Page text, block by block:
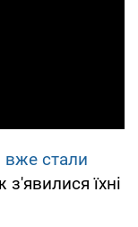
вже стали
з'явилися їхні